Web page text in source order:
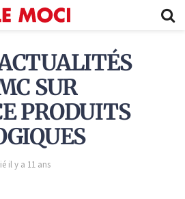
SUR
PRODUITS
il y a 11 ans